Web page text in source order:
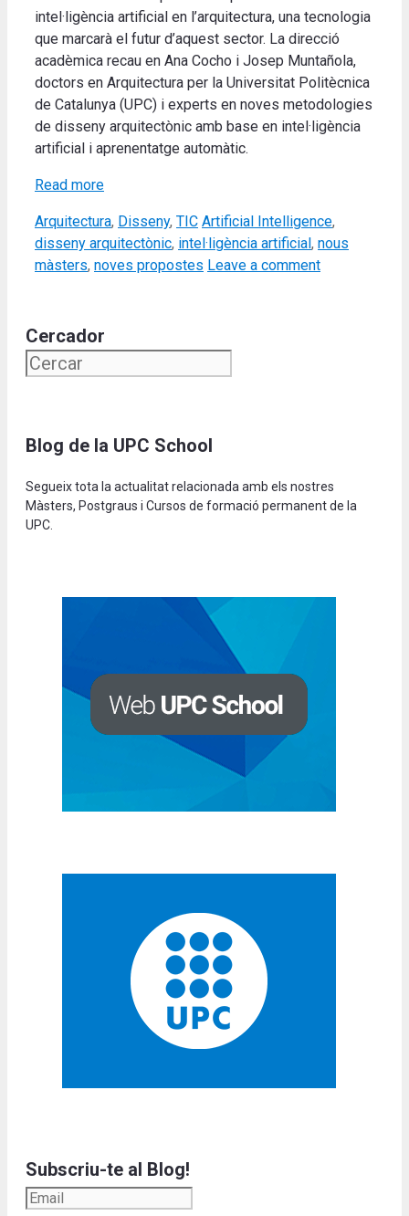
intel·ligència artificial en l’arquitectura, una tecnologia
que marcarà el futur d’aquest sector. La direcció
acadèmica recau en Ana Cocho i Josep Muntañola,
doctors en Arquitectura per la Universitat Politècnica
de Catalunya (UPC) i experts en noves metodologies
de disseny arquitectònic amb base en intel·ligència
artificial i aprenentatge automàtic.
Read more
Categories
Arquitectura, Disseny, TIC Tags
Artificial Intelligence,
disseny arquitectònic, intel·ligència artificial , nous
màsters, noves propostes Leave a comment
Cercador
Blog de la UPC School
Segueix tota la actualitat relacionada amb els nostres
Màsters, Postgraus i Cursos de formació permanent de la
UPC.
Subscriu-te al Blog!